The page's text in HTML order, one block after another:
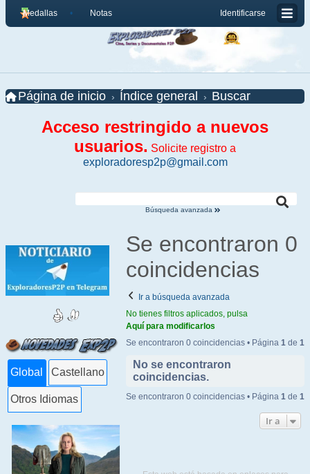
Identificarse
Medallas Notas
Página de inicio Índice general Buscar
Acceso restringido a nuevos
usuarios. Solicite registro a
exploradoresp2p@gmail.com
Búsqueda avanzada
Global Castellano
Otros Idiomas
Se encontraron 0
coincidencias
Ir a búsqueda avanzada
No tienes filtros aplicados, pulsa
Aquí para modificarlos
Se encontraron 0 coincidencias • Página 1 de 1
No se encontraron
coincidencias.
Se encontraron 0 coincidencias • Página 1 de 1
Ir a